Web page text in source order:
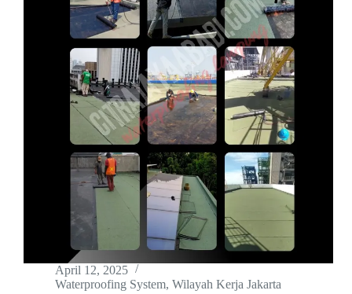
April 12, 2025
Waterproofing System, Wilayah Kerja Jakarta